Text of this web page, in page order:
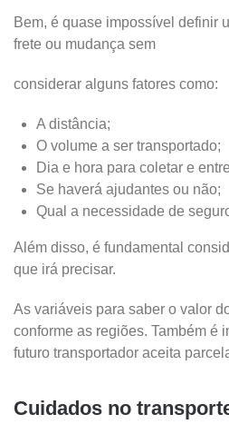
Bem, é quase impossível definir
frete ou mudança sem
considerar alguns fatores como:
A distância;
O volume a ser transportado;
Dia e hora para coletar e
Se haverá ajudantes ou não;
Qual a necessidade de
Além disso, é fundamental
que irá precisar.
As variáveis para saber o valor
conforme as regiões. Também é
futuro transportador aceita
Cuidados no